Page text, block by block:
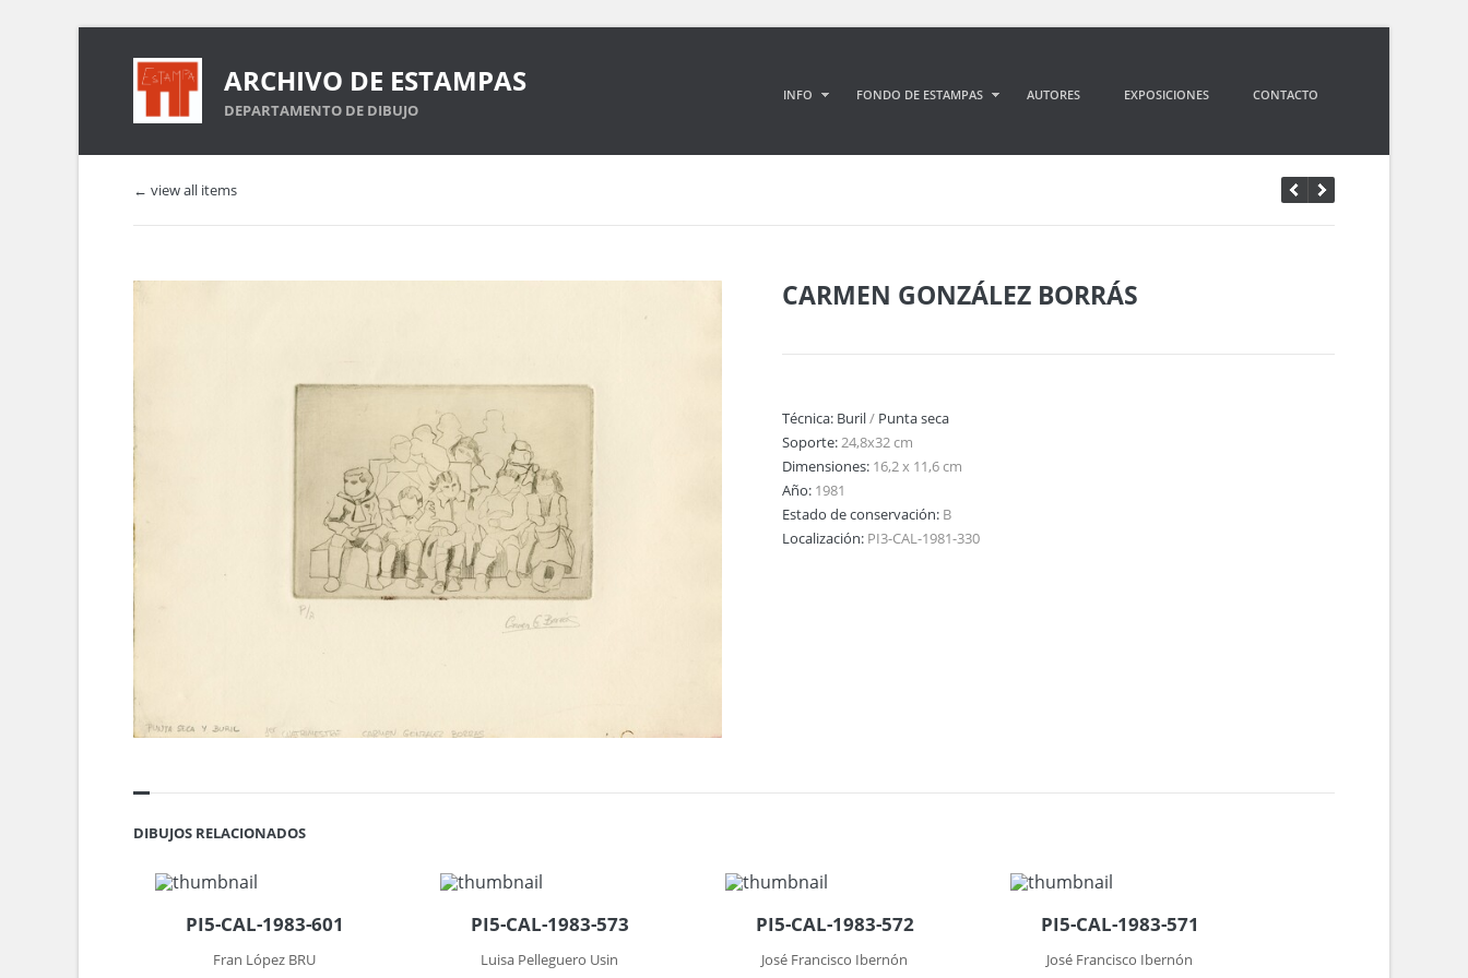
ARCHIVO DE ESTAMPAS
DEPARTAMENTO DE DIBUJO
INFO FONDO DE ESTAMPAS AUTORES EXPOSICIONES CONTACTO
← view all items
CARMEN GONZÁLEZ BORRÁS
Técnica: Buril/ Punta seca
Soporte:24,8x32 cm
Dimensiones: 16,2 x 11,6 cm
Año: 1981
Estado de conservación: B
Localización: PI3-CAL-1981-330
DIBUJOS RELACIONADOS
PI5-CAL-1983-601
Fran López BRU
PI5-CAL-1983-573
Luisa Pelleguero Usin
PI5-CAL-1983-572
José Francisco Ibernón
PI5-CAL-1983-571
José Francisco Ibernón